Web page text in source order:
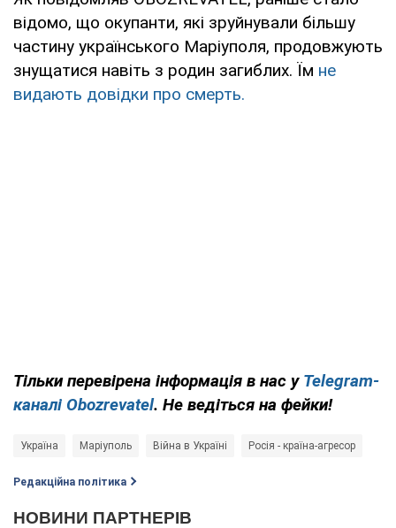
відомо, що окупанти, які зруйнували більшу
частину українського Маріуполя, продовжують
знущатися навіть з родин загиблих. Їм не
видають довідки про смерть.
Тільки перевірена інформація в нас у Telegram-
каналі Obozrevatel. Не ведіться на фейки!
Україна Маріуполь Війна в Україні Росія - країна-агресор
Редакційна політика